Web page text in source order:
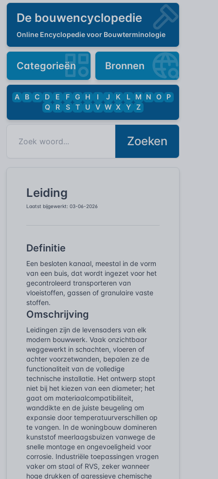
De bouwencyclopedie
Online Encyclopedie voor Bouwterminologie
Categorieën Bronnen
A B C D E F G H I J K L M N O
P
Q
R S T U V W X Y Z
Zoeken
Leiding
Laatst bijgewerkt: 03-06-2026
Definitie
Een besloten kanaal, meestal in de vorm
van een buis, dat wordt ingezet voor het
gecontroleerd transporteren van
vloeistoffen, gassen of granulaire vaste
stoffen.
Omschrijving
Leidingen zijn de levensaders van elk
modern bouwwerk. Vaak onzichtbaar
weggewerkt in schachten, vloeren of
achter voorzetwanden, bepalen ze de
functionaliteit van de volledige
technische installatie. Het ontwerp stopt
niet bij het kiezen van een diameter; het
gaat om materiaalcompatibiliteit,
wanddikte en de juiste beugeling om
expansie door temperatuurverschillen op
te vangen. In de woningbouw domineren
kunststof meerlaagsbuizen vanwege de
snelle montage en ongevoeligheid voor
corrosie. Industriële toepassingen vragen
vaker om staal of RVS, zeker wanneer
hoge drukken of agressieve chemische